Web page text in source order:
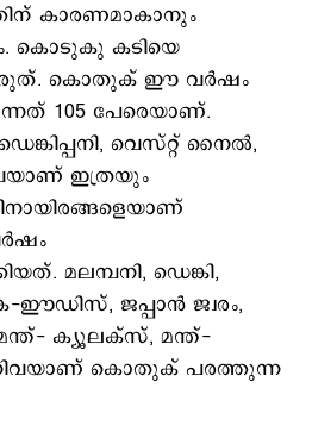
കാരണമാകാനും
കൊടുകു കടിയെ
കൊതുക് ഈ വർഷം
105 പേരെയാണ്.
വെസ്റ്റ് നൈൽ,
ഇത്രയും
മലമ്പനി, ഡെങ്കി,
ഈഡിസ്, ജപ്പാൻ ജ്വരം,
ക്യൂലക്സ്, മന്ത്-
കൊതുക് പരത്തുന്ന